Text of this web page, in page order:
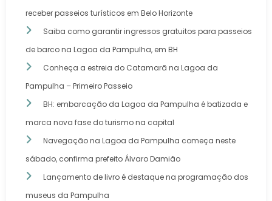
receber passeios turísticos em Belo Horizonte
Saiba como garantir ingressos gratuitos para passeios
de barco na Lagoa da Pampulha, em BH
Conheça a estreia do Catamarã na Lagoa da
Pampulha – Primeiro Passeio
BH: embarcação da Lagoa da Pampulha é batizada e
marca nova fase do turismo na capital
Navegação na Lagoa da Pampulha começa neste
sábado, confirma prefeito Álvaro Damião
Lançamento de livro é destaque na programação dos
museus da Pampulha